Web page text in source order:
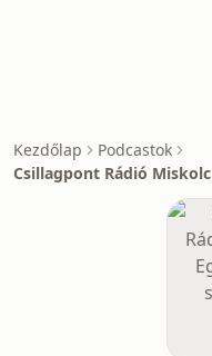
Kezdőlap
Podcastok
Csillagpont Rádió